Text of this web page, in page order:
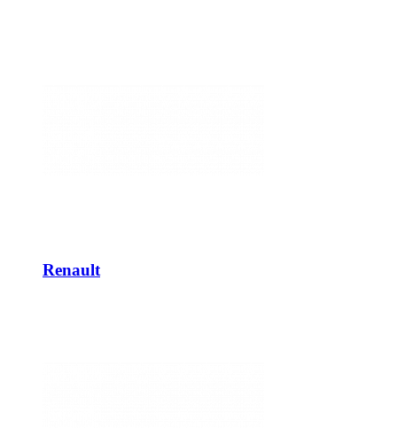
Renault